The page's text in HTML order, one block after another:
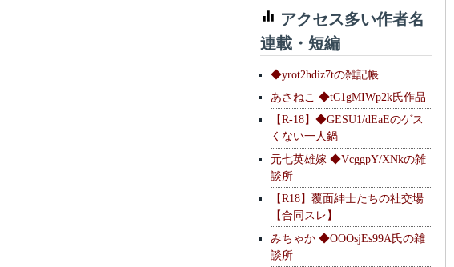
アクセス多い作者名
連載・短編
◆yrot2hdiz7tの雑記帳
あさねこ ◆tC1gMIWp2k氏作品
【R-18】◆GESU1/dEaEのゲス
くない一人鍋
元七英雄嫁 ◆VcggpY/XNkの雑
談所
【R18】覆面紳士たちの社交場
【合同スレ】
みちゃか ◆OOOsjEs99A氏の雑
談所